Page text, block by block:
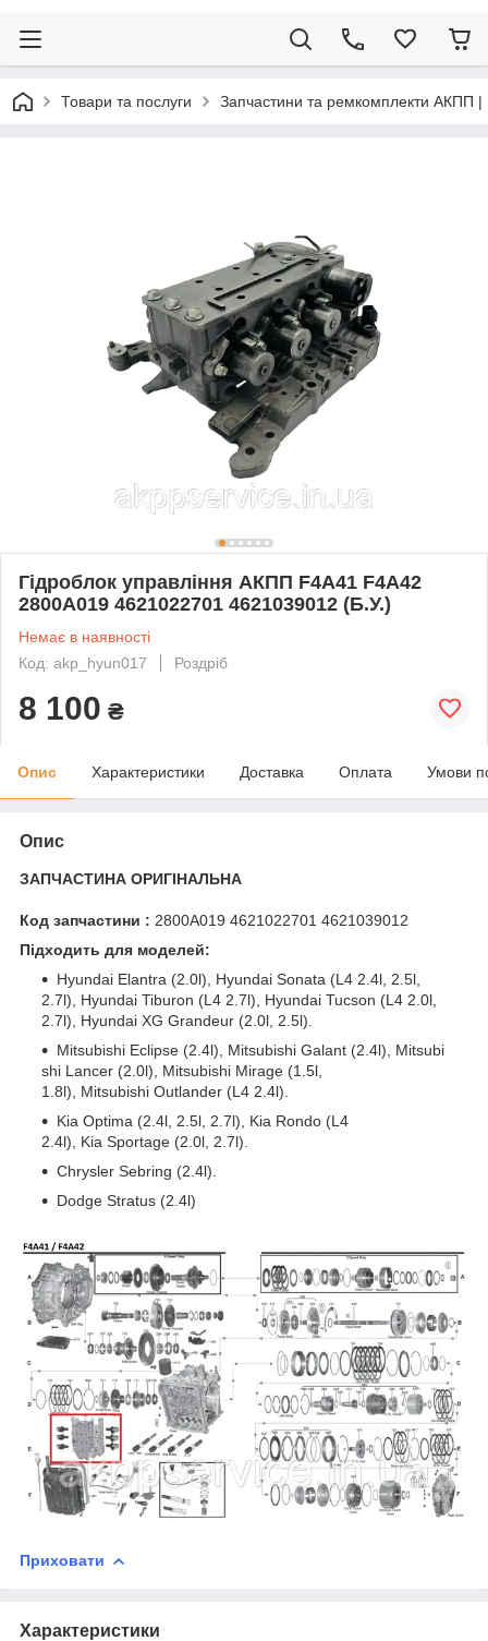
Товари та послуги Запчастини та ремкомплекти АКПП |
Гідроблок управління АКПП F4A41 F4A42
2800A019 4621022701 4621039012 (Б.У.)
Немає в наявності
Код: akp_hyun017
Роздріб
8 100 ₴
Опис Характеристики Доставка Оплата Умови
Опис
ЗАПЧАСТИНА ОРИГІНАЛЬНА
Код запчастини : 2800A019 4621022701 4621039012
Підходить для моделей:
Hyundai Elantra (2.0l), Hyundai Sonata (L4 2.4l, 2.5l,
2.7l), Hyundai Tiburon (L4 2.7l), Hyundai Tucson (L4 2.0l,
2.7l), Hyundai XG Grandeur (2.0l, 2.5l).
Mitsubishi Eclipse (2.4l), Mitsubishi Galant (2.4l), Mitsubi
shi Lancer (2.0l), Mitsubishi Mirage (1.5l,
1.8l), Mitsubishi Outlander (L4 2.4l).
Kia Optima (2.4l, 2.5l, 2.7l), Kia Rondo (L4
2.4l), Kia Sportage (2.0l, 2.7l).
Chrysler Sebring (2.4l).
Dodge Stratus (2.4l)
Приховати
Характеристики